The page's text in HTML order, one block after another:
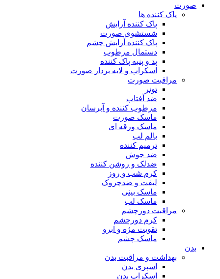
صورت
پاک کننده ها
پاک کننده آرایش
شستشوی صورت
پاک کننده آرایش چشم
دستمال مرطوب
پد و پنبه پاک کننده
اسکراب و لایه بردار صورت
مراقبت صورت
تونر
ضد آفتاب
مرطوب کننده و آبرسان
ماسک صورت
ماسک ورقه ای
بالم لب
ترمیم کننده
ضد جوش
ضدلک و روشن کننده
کرم شب و روز
لیفت و ضدچروک
ماسک بینی
ماسک لب
مراقبت دورچشم
کرم دورچشم
تقویت مژه و ابرو
ماسک چشم
بدن
بهداشت و مراقبت بدن
اسپری بدن
اسکراب بدن